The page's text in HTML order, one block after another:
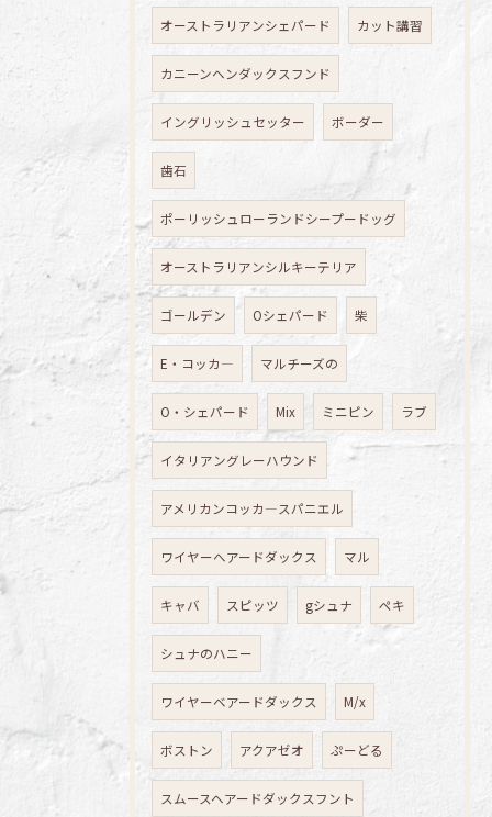
オーストラリアンシェパード カット講習
カニーンヘンダックスフンド
イングリッシュセッター ボーダー
歯石
ポーリッシュローランドシープードッグ
オーストラリアンシルキーテリア
ゴールデン Oシェパード 柴
E・コッカ― マルチーズの
O・シェパード Mix ミニピン ラブ
イタリアングレーハウンド
アメリカンコッカ―スパニエル
ワイヤーへアードダックス マル
キャバ スピッツ gシュナ ペキ
シュナのハニー
ワイヤーベアードダックス M/x
ボストン アクアゼオ ぷーどる
スムースヘアードダックスフント